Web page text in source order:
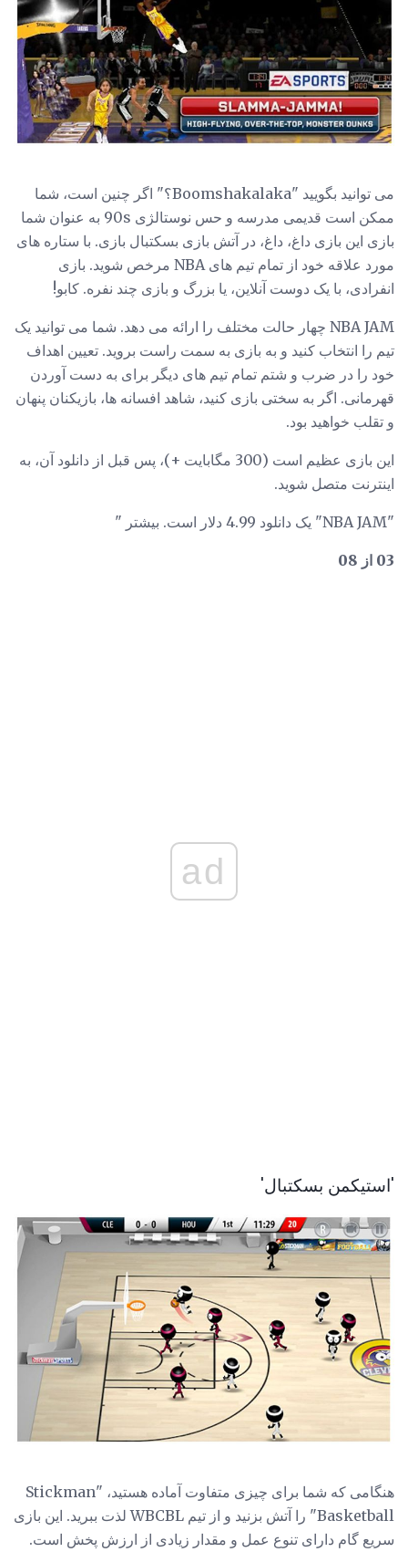
می توانید بگویید "Boomshakalaka؟" اگر چنین است، شما
ممکن است قدیمی مدرسه و حس نوستالژی 90s به عنوان شما
بازی این بازی داغ، داغ، در آتش بازی بسکتبال بازی. با ستاره های
مورد علاقه خود از تمام تیم های NBA مرخص شوید. بازی
انفرادی، با یک دوست آنلاین، یا بزرگ و بازی چند نفره. کابو!
NBA JAM چهار حالت مختلف را ارائه می دهد. شما می توانید یک
تیم را انتخاب کنید و به بازی به سمت راست بروید. تعیین اهداف
خود را در ضرب و شتم تمام تیم های دیگر برای به دست آوردن
قهرمانی. اگر به سختی بازی کنید، شاهد افسانه ها، بازیکنان پنهان
و تقلب خواهید بود.
این بازی عظیم است (300 مگابایت +)، پس قبل از دانلود آن، به
اینترنت متصل شوید.
"NBA JAM" یک دانلود 4.99 دلار است. بیشتر "
03 از 08
ad
'استیکمن بسکتبال'
هنگامی که شما برای چیزی متفاوت آماده هستید، "Stickman
Basketball" را آتش بزنید و از تیم WBCBL لذت ببرید. این بازی
سریع گام دارای تنوع عمل و مقدار زیادی از ارزش پخش است.